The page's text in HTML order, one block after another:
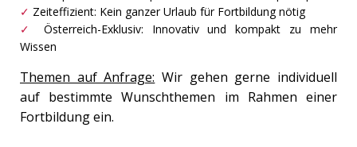
✓ Zeiteffizient: Kein ganzer Urlaub für Fortbildung nötig
✓
Österreich-Exklusiv: Innovativ und kompakt zu mehr
Wissen
Themen auf Anfrage: Wir gehen gerne individuell
auf bestimmte Wunschthemen im Rahmen einer
Fortbildung ein.